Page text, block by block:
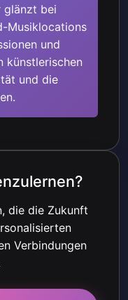
glänzt bei
Musiklocations
und
künstlerischen
und die
die die Zukunft
Verbindungen